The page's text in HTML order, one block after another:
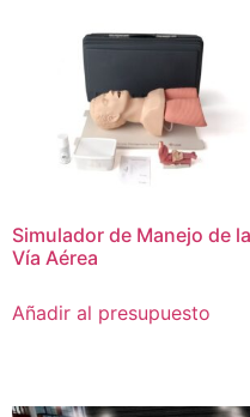
Simulador de Manejo de la
Vía Aérea
Añadir al presupuesto